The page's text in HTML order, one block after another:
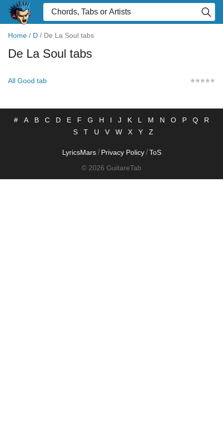
Home / D / De La Soul tabs
De La Soul tabs
All Good tab
# A B C D E F G H I J K L M N O P Q
R
S
T U V W X Y Z
LyricsMars / Privacy Policy / ToS
© 2026 GuitareTab